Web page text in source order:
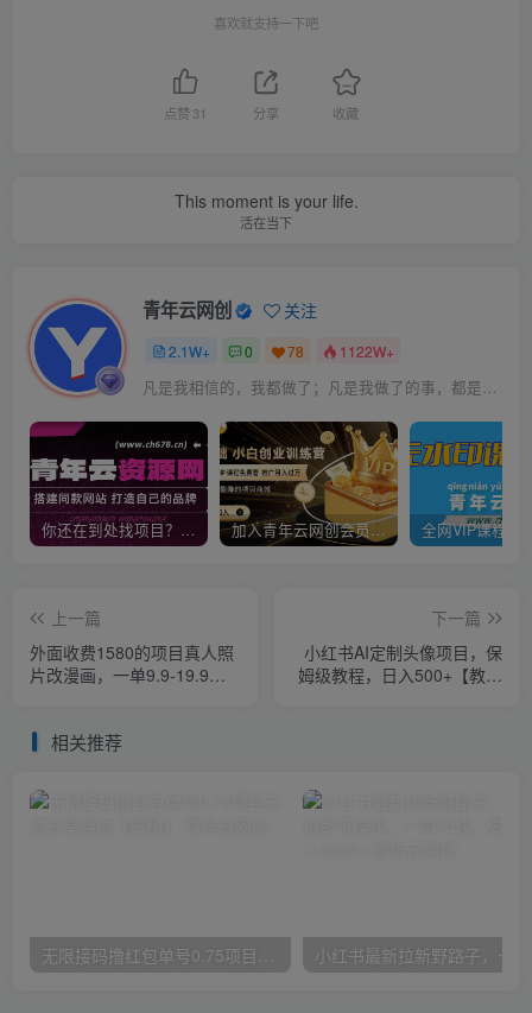
喜欢就支持一下吧
点赞31 分享 收藏
This moment is your life.
活在当下
青年云网创 关注
2.1W+ 0 78 1122W+
凡是我相信的，我都做了；凡是我做了的事，都是全身心地投入去做的
你还在到处找项目？还在当韭菜？我靠卖项目一个月收入5万+，曾经我也是个失败者。 加入青年云网创会员，全站资源免费学习。加入高级合伙人，推广日入1000+
上一篇
外面收费1580的项目真人照
片改漫画，一单9.9-19.9，
下一篇
小红书AI定制头像项目，保
姆级教程，日入500+【教程
相关推荐
无限接码撸红包单号0.75项目无偿分享给你【揭秘】